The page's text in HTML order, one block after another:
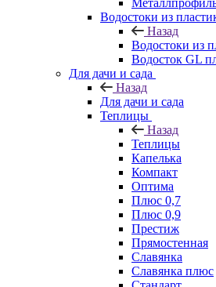
Водостоки из
Назад
Водостоки из
Водосток GL
Для дачи и сада
Назад
Для дачи и сада
Теплицы
Назад
Теплицы
Капелька
Компакт
Оптима
Плюс 0,7
Плюс 0,9
Престиж
Прямостенная
Славянка
Славянка плюс